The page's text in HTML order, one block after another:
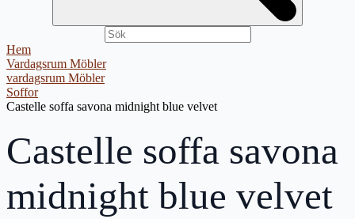
Hem
Vardagsrum Möbler
vardagsrum Möbler
Soffor
Castelle soffa savona midnight blue velvet
Castelle soffa savona
midnight blue velvet